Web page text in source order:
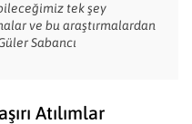
tek şey
ve bu araştırmalardan
Sabancı
Atılımlar